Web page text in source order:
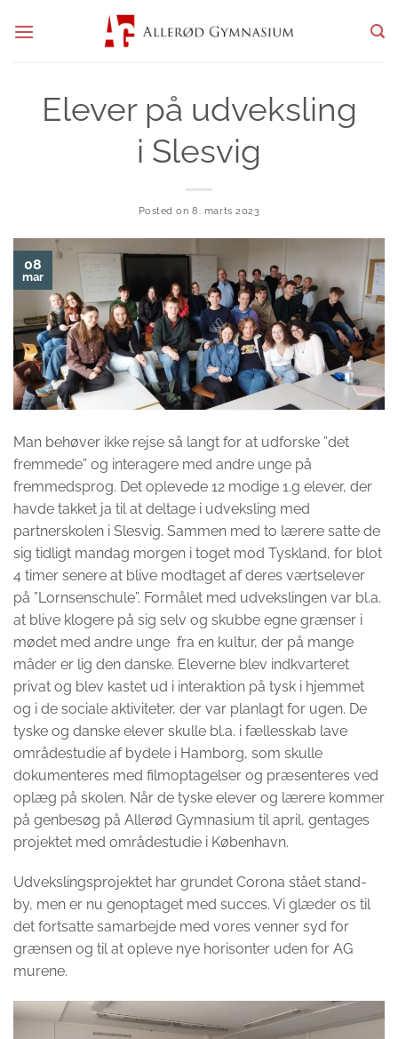
Elever på udveksling
i Slesvig
Posted on8. marts 2023
08
mar
Man behøver ikke rejse så langt for at udforske ”det
fremmede” og interagere med andre unge på
fremmedsprog. Det oplevede 12 modige 1.g elever, der
havde takket ja til at deltage i udveksling med
partnerskolen i Slesvig. Sammen med to lærere satte de
sig tidligt mandag morgen i toget mod Tyskland, for blot
4 timer senere at blive modtaget af deres værtselever
på ”Lornsenschule”. Formålet med udvekslingen var bl.a.
at blive klogere på sig selv og skubbe egne grænser i
mødet med andre unge fra en kultur, der på mange
måder er lig den danske. Eleverne blev indkvarteret
privat og blev kastet ud i interaktion på tysk i hjemmet
og i de sociale aktiviteter, der var planlagt for ugen. De
tyske og danske elever skulle bl.a. i fællesskab lave
områdestudie af bydele i Hamborg, som skulle
dokumenteres med filmoptagelser og præsenteres ved
oplæg på skolen. Når de tyske elever og lærere kommer
på genbesøg på Allerød Gymnasium til april, gentages
projektet med områdestudie i København.
Udvekslingsprojektet har grundet Corona stået stand-
by, men er nu genoptaget med succes. Vi glæder os til
det fortsatte samarbejde med vores venner syd for
grænsen og til at opleve nye horisonter uden for AG
murene.